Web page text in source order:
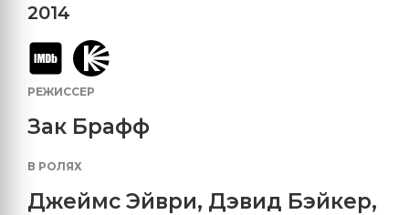
2014
РЕЖИССЕР
Зак Брафф
В РОЛЯХ
Джеймс Эйври, Дэвид Бэйкер,